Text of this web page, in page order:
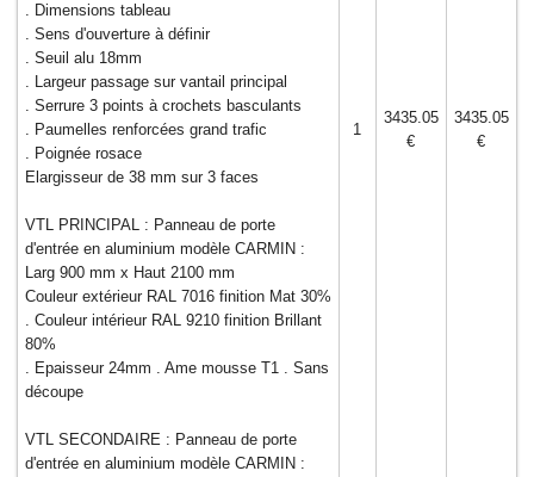
. Dimensions tableau
. Sens d'ouverture à définir
. Seuil alu 18mm
. Largeur passage sur vantail principal
. Serrure 3 points à crochets basculants
. Paumelles renforcées grand trafic
. Poignée rosace
Elargisseur de 38 mm sur 3 faces
VTL PRINCIPAL : Panneau de porte
d'entrée en aluminium modèle CARMIN :
Larg 900 mm x Haut 2100 mm
Couleur extérieur RAL 7016 finition Mat 30%
. Couleur intérieur RAL 9210 finition Brillant
80%
. Epaisseur 24mm . Ame mousse T1 . Sans
découpe
VTL SECONDAIRE : Panneau de porte
d'entrée en aluminium modèle CARMIN :
1
3435.05
€
3435.05
€